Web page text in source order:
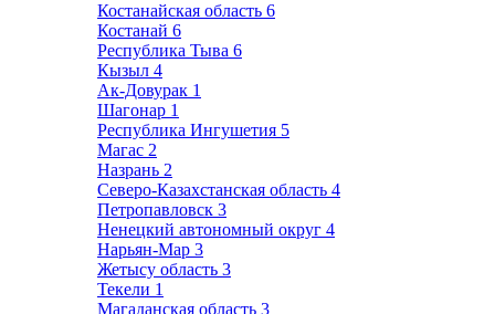
Костанайская область 6
Костанай 6
Республика Тыва 6
Кызыл 4
Ак-Довурак 1
Шагонар 1
Республика Ингушетия 5
Магас 2
Назрань 2
Северо-Казахстанская область 4
Петропавловск 3
Ненецкий автономный округ 4
Нарьян-Мар 3
Жетысу область 3
Текели 1
Магаданская область 3